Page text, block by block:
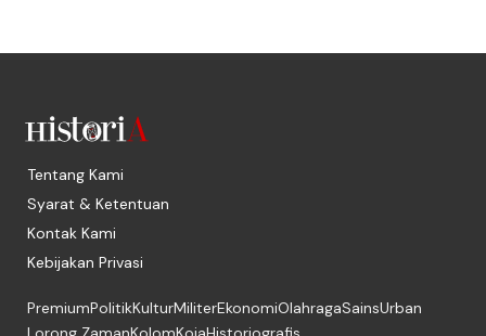
Tentang Kami
Syarat & Ketentuan
Kontak Kami
Kebijakan Privasi
PremiumPolitikKulturMiliterEkonomiOlahragaSainsUrban